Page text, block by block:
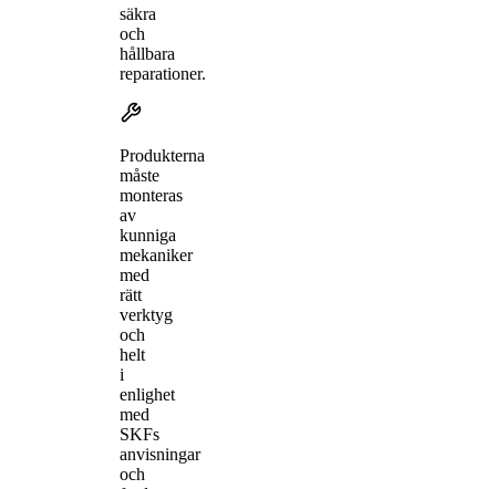
säkra
och
hållbara
reparationer.
Produkterna
måste
monteras
av
kunniga
mekaniker
med
rätt
verktyg
och
helt
i
enlighet
med
SKFs
anvisningar
och